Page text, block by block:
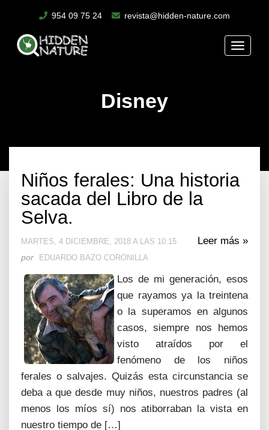
954 09 75 24 revista@hidden-nature.com
Toggle
Disney
Niños ferales: Una historia
sacada del Libro de la
Selva.
Leer más »
MARTES, 4 DICIEMBRE, 2018 A LAS 10:15
por EDUARDO BAZO CORONILLA
Los de mi generación, esos
que rayamos ya la treintena
o la superamos en algunos
casos, siempre nos hemos
visto atraídos por el
fenómeno de los niños
ferales o salvajes. Quizás esta circunstancia se
deba a que desde muy niños, nuestros padres (al
menos los míos sí) nos atiborraban la vista en
nuestro tiempo de […]